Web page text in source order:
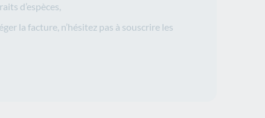
d’espèces,
la facture, n’hésitez pas à souscrire les